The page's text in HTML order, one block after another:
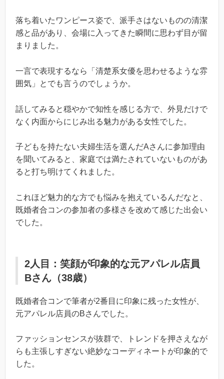
落ち着いたワンピース姿で、派手さはないものの清潔
感と品があり、会場に入ってきた瞬間に思わず目が留
まりました。
一言で表現するなら「清楚系女優を思わせるような雰
囲気」とでも言うのでしょうか。
話してみると穏やかで知性を感じる方で、外見だけで
なく内面からにじみ出る魅力がある女性でした。
子どもを持たない夫婦生活を選んだAさんに参加理由
を聞いてみると、家庭では満たされていないものがあ
ると打ち明けてくれました。
これほど魅力的な方でも悩みを抱えているんだなと、
既婚者合コンの参加者の多様さを改めて感じた出会い
でした。
2人目：笑顔が印象的な元アパレル店員
Bさん（38歳）
既婚者合コンで筆者が2番目に印象に残った女性が、
元アパレル店員のBさんでした。
ファッションセンスが抜群で、トレンドを押さえなが
らも主張しすぎない絶妙なコーディネートが印象的で
した。